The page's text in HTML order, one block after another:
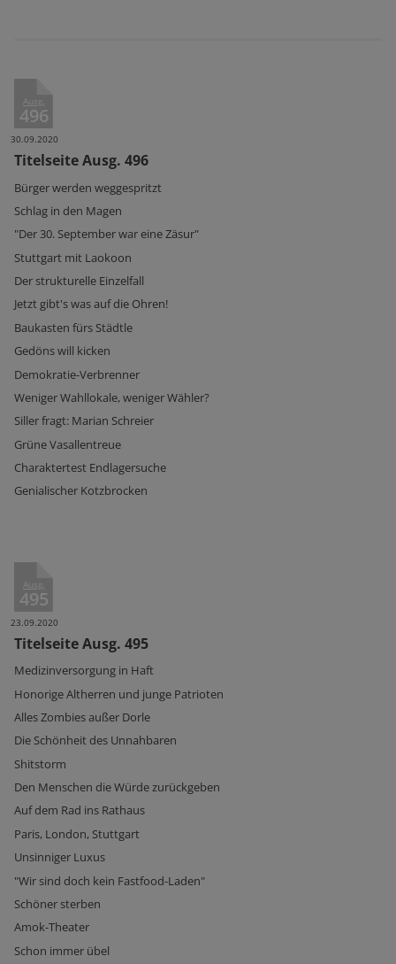
Ausg.
496
30.09.2020
Titelseite Ausg. 496
Bürger werden weggespritzt
Schlag in den Magen
"Der 30. September war eine Zäsur"
Stuttgart mit Laokoon
Der strukturelle Einzelfall
Jetzt gibt's was auf die Ohren!
Baukasten fürs Städtle
Gedöns will kicken
Demokratie-Verbrenner
Weniger Wahllokale, weniger Wähler?
Siller fragt: Marian Schreier
Grüne Vasallentreue
Charaktertest Endlagersuche
Genialischer Kotzbrocken
Ausg.
495
23.09.2020
Titelseite Ausg. 495
Medizinversorgung in Haft
Honorige Altherren und junge Patrioten
Alles Zombies außer Dorle
Die Schönheit des Unnahbaren
Shitstorm
Den Menschen die Würde zurückgeben
Auf dem Rad ins Rathaus
Paris, London, Stuttgart
Unsinniger Luxus
"Wir sind doch kein Fastfood-Laden"
Schöner sterben
Amok-Theater
Schon immer übel